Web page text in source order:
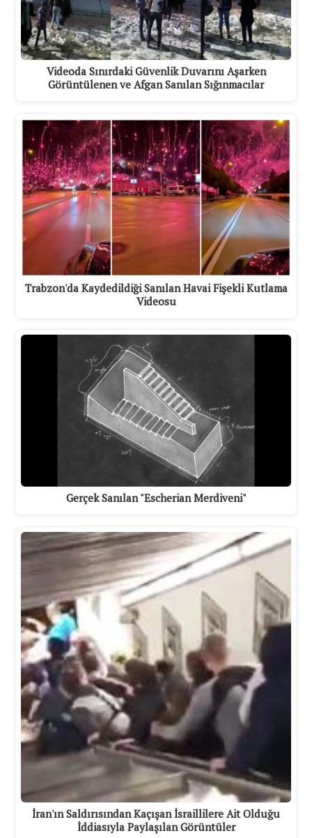
Videoda Sınırdaki Güvenlik Duvarını Aşarken
Görüntülenen ve Afgan Sanılan Sığınmacılar
Trabzon'da Kaydedildiği Sanılan Havai Fişekli Kutlama
Videosu
Gerçek Sanılan "Escherian Merdiveni"
İran'ın Saldırısından Kaçışan İsraillilere Ait Olduğu
İddiasıyla Paylaşılan Görüntüler